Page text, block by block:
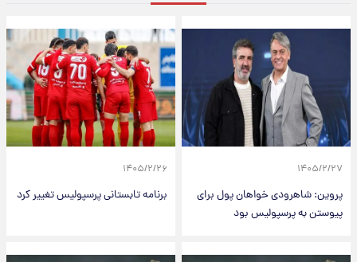
۱۴۰۵/۲/۲۷
پروین: شاهرودی خواهان پول برای
پیوستن به پرسپولیس بود
۱۴۰۵/۲/۲۶
برنامه تابستانی پرسپولیس تغییر کرد